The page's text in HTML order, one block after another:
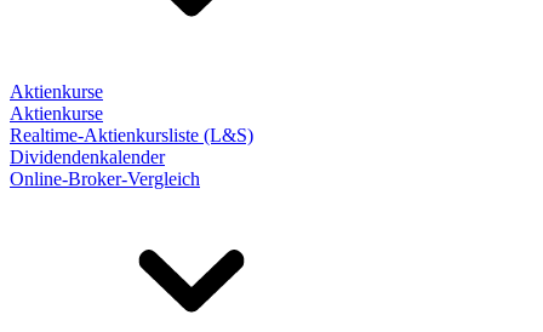
Aktienkurse
Aktienkurse
Realtime-Aktienkursliste (L&S)
Dividendenkalender
Online-Broker-Vergleich